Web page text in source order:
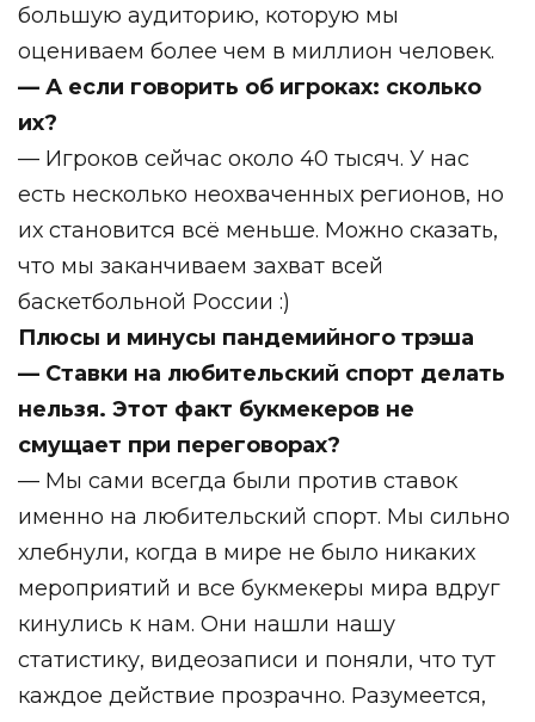
большую аудиторию, которую мы
оцениваем более чем в миллион человек.
— А если говорить об игроках: сколько
их?
— Игроков сейчас около 40 тысяч. У нас
есть несколько неохваченных регионов, но
их становится всё меньше. Можно сказать,
что мы заканчиваем захват всей
баскетбольной России :)
Плюсы и минусы пандемийного трэша
— Ставки на любительский спорт делать
нельзя. Этот факт букмекеров не
смущает при переговорах?
— Мы сами всегда были против ставок
именно на любительский спорт. Мы сильно
хлебнули, когда в мире не было никаких
мероприятий и все букмекеры мира вдруг
кинулись к нам. Они нашли нашу
статистику, видеозаписи и поняли, что тут
каждое действие прозрачно. Разумеется,